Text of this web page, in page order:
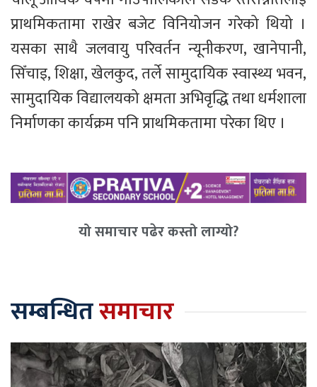
प्राथमिकतामा राखेर बजेट विनियोजन गरेको थियो ।
यसका साथै जलवायु परिवर्तन न्यूनीकरण, खानेपानी,
सिँचाइ, शिक्षा, खेलकुद, तर्ले सामुदायिक स्वास्थ्य भवन,
सामुदायिक विद्यालयको क्षमता अभिवृद्धि तथा धर्मशाला
निर्माणका कार्यक्रम पनि प्राथमिकतामा परेका थिए ।
यो समाचार पढेर कस्तो लाग्यो?
सम्बन्धितसमाचार